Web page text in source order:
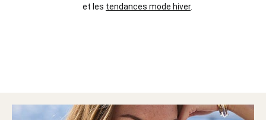
et les tendances mode hiver.